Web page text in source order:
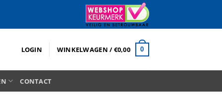
LOGIN WINKELWAGEN /€0,00 0
CONTACT